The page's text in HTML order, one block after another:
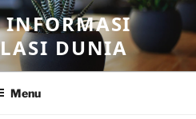
INFORMASI
DUNIA
Menu